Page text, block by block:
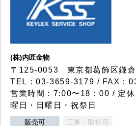
(株)内匠金物
〒125-0053 東京都葛飾区鎌
TEL：03-3659-3179 / FAX：
営業時間：7:00〜18：00 / 定休
曜日・日曜日・祝祭日
販売可 工事・取付可